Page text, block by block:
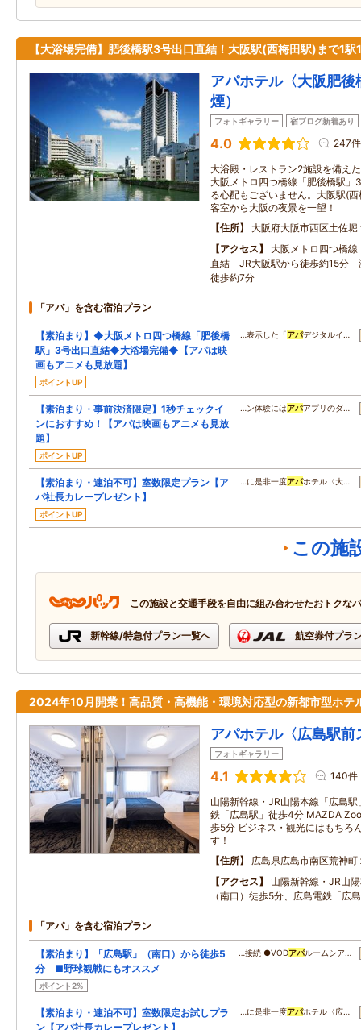
【大浴場完備】肥後橋駅3号出口直結！大阪駅(西梅田駅)まで1駅
アパホテル〈大阪肥
煙）
フォトギャラリー 宿ブログ新着あり
4.0 247件
大浴殿・レストラン2施設を備え
大阪メトロ四つ橋線「肥後橋駅」
る心配もございません。大阪駅(
客室から大阪の夜景を一望！
住所
大阪府大阪市西区土佐堀
アクセス
大阪メトロ四つ橋
直結 JR大阪駅から徒歩約15分
徒歩約7分
「アパ」を含む宿泊プラン
【素泊まり】◆大阪メトロ四つ橋線「肥後橋
駅」3号出口直結◆大浴場完備◆【アパは映
画もアニメも見放題】
ポイントUP
…表示した「アパデジタルイ…
【素泊まり・事前決済限定】1秒チェックイ
ンにおすすめ！【アパは映画もアニメも見放
題】
ポイントUP
…ン体験にはアパアプリのダ…
【素泊まり・連泊不可】室数限定プラン【ア
パ社長カレープレゼント】
ポイントUP
…に是非一度アパホテル〈大…
この施
この施設と交通手段を自由に組み合わせたおトクな
新幹線/特急付プラン一覧へ 航空券付プラ
2024年10月開業！高品質・高機能・環境対応型の新都市型ホテ
アパホテル〈広島駅前
フォトギャラリー
4.1 140件
山陽新幹線・JR山陽本線「広島
鉄「広島駅」徒歩4分 MAZDA
歩5分 ビジネス・観光にはもちろ
す！
住所
広島県広島市南区荒神町
アクセス
山陽新幹線・JR山
（南口）徒歩5分、広島電鉄「広
「アパ」を含む宿泊プラン
【素泊まり】「広島駅」（南口）から徒歩5
分 ■野球観戦にもオススメ
ポイント2%
…接続 ●VODアパルームシア…
【素泊まり・連泊不可】室数限定お試しプラ
ン【アパ社長カレープレゼント】
…に是非一度アパホテル〈広…